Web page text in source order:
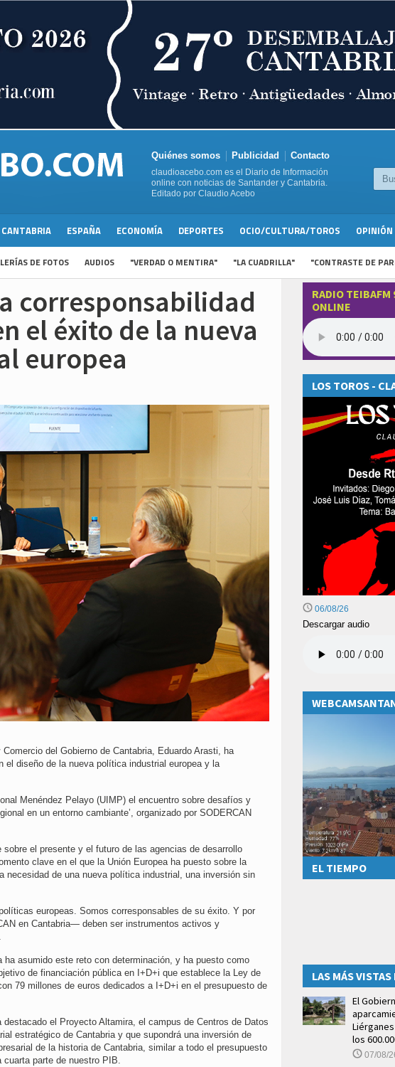
Quiénes somos Publicidad Contacto
claudioacebo.com es el Diario de Información
online con noticias de Santander y Cantabria.
Editado por Claudio Acebo
CANTABRIA ESPAÑA ECONOMÍA DEPORTES OCIO/CULTURA/TOROS OPINIÓN
DE FOTOS AUDIOS "VERDAD O MENTIRA" "LA CUADRILLA" "CONTRASTE DE
corresponsabilidad
el éxito de la nueva
europea
del Gobierno de Cantabria, Eduardo Arasti, ha
el diseño de la nueva política industrial europea y la
Menéndez Pelayo (UIMP) el encuentro sobre desafíos y
en un entorno cambiante’, organizado por SODERCAN
el presente y el futuro de las agencias de desarrollo
clave en el que la Unión Europea ha puesto sobre la
necesidad de una nueva política industrial, una inversión sin
europeas. Somos corresponsables de su éxito. Y por
en Cantabria— deben ser instrumentos activos y
asumido este reto con determinación, y ha puesto como
de financiación pública en I+D+i que establece la Ley de
79 millones de euros dedicados a I+D+i en el presupuesto de
el Proyecto Altamira, el campus de Centros de Datos
estratégico de Cantabria y que supondrá una inversión de
de la historia de Cantabria, similar a todo el presupuesto
cuarta parte de nuestro PIB.
RADIO TEIBAFM
ONLINE
LOS TOROS -
06/08/26
Descargar audio
EL TIEMPO
LAS MÁS VISTAS
El
los
07/08/